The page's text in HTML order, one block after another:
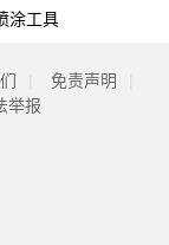
涂工具
免责声明
举报